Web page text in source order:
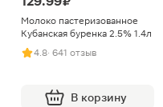
Молоко пастеризованное
Кубанская буренка 2.5% 1.4л
4.8· 641 отзыв
В корзину